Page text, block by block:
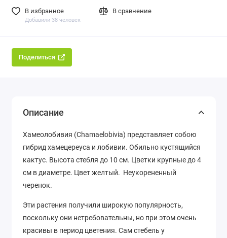
В избранное
Добавили 38 человек
В сравнение
Поделиться
Описание
Хамеолобивия (Chamaelobivia) представляет собою
гибрид хамецереуса и лобивии. Обильно кустящийся
кактус. Высота стебля до 10 см. Цветки крупные до 4
см в диаметре. Цвет желтый. Неукорененный
черенок.
Эти растения получили широкую популярность,
поскольку они нетребовательны, но при этом очень
красивы в период цветения. Сам стебель у